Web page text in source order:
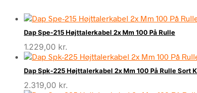
Dap Spe-215 Højttalerkabel 2x Mm 100 På Rulle
1.229,00 kr.
Dap Spk-225 Højttalerkabel 2x Mm 100 På Rulle Sort
2.319,00 kr.